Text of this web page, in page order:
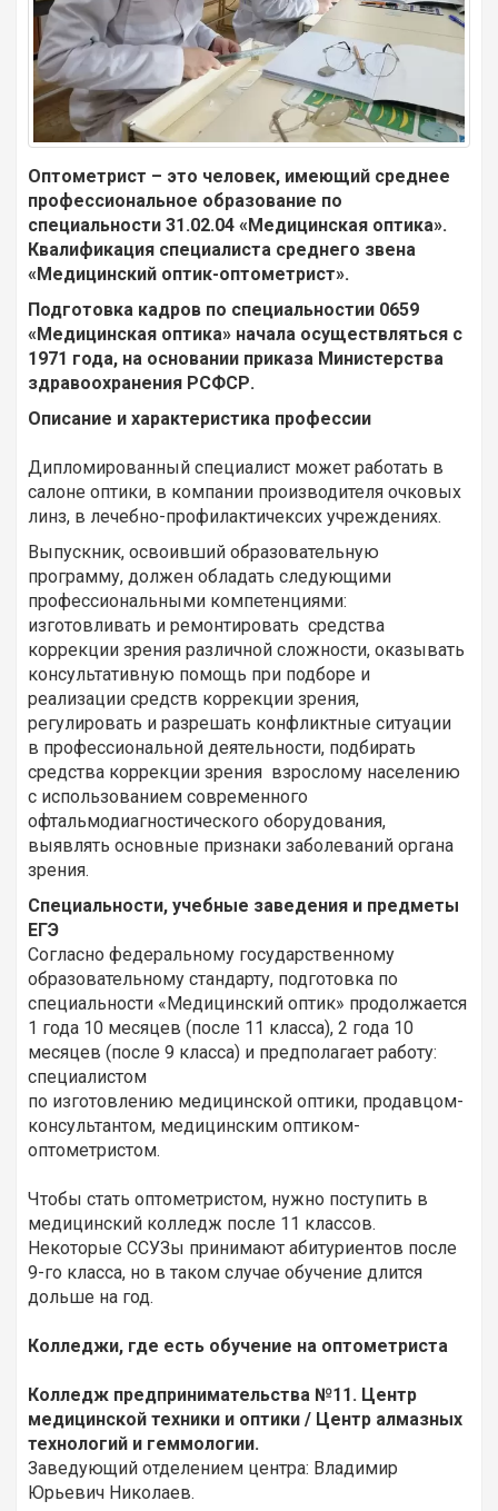
Оптометрист – это человек, имеющий среднее
профессиональное образование по
специальности 31.02.04 «Медицинская оптика».
Квалификация специалиста среднего звена
«Медицинский оптик-оптометрист».
Подготовка кадров по специальностии 0659
«Медицинская оптика» начала осуществляться с
1971 года, на основании приказа Министерства
здравоохранения РСФСР.
Описание и характеристика профессии
Дипломированный специалист может работать в
салоне оптики, в компании производителя очковых
линз, в лечебно-профилактичексих учреждениях.
Выпускник, освоивший образовательную
программу, должен обладать следующими
профессиональными компетенциями:
изготовливать и ремонтировать средства
коррекции зрения различной сложности, оказывать
консультативную помощь при подборе и
реализации средств коррекции зрения,
регулировать и разрешать конфликтные ситуации
в профессиональной деятельности, подбирать
средства коррекции зрения взрослому населению
с использованием современного
офтальмодиагностического оборудования,
выявлять основные признаки заболеваний органа
зрения.
Специальности, учебные заведения и предметы
ЕГЭ
Согласно федеральному государственному
образовательному стандарту, подготовка по
специальности «Медицинский оптик» продолжается
1 года 10 месяцев (после 11 класса), 2 года 10
месяцев (после 9 класса) и предполагает работу:
специалистом
по изготовлению медицинской оптики, продавцом-
консультантом, медицинским оптиком-
оптометристом.
Чтобы стать оптометристом, нужно поступить в
медицинский колледж после 11 классов.
Некоторые ССУЗы принимают абитуриентов после
9-го класса, но в таком случае обучение длится
дольше на год.
Колледжи, где есть обучение на оптометриста
Колледж предпринимательства №11. Центр
медицинской техники и оптики / Центр алмазных
технологий и геммологии.
Заведующий отделением центра: Владимир
Юрьевич Николаев.